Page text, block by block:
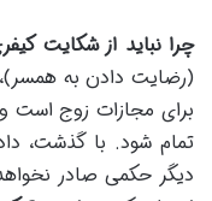
چرا نباید از شکایت
(رضایت دادن به
برای مجازات زوج است
تمام شود. با گذشت،
دیگر حکمی صادر